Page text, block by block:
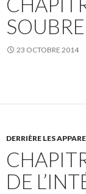
23 OCTOBRE 2014
DERRIÈRE LES
DE